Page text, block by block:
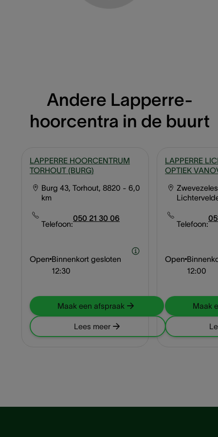
Andere Lapperre-
hoorcentra in de buurt
LAPPERRE HOORCENTRUM
TORHOUT (BURG)
Burg 43, Torhout, 8820 - 6,0
km
Telefoon:
050 21 30 06
Open Binnenkort gesloten
12:30
Maak een afspraak
Lees meer
LAPPERRE
OPTIEK
Telefoon:
Open
12:00
Maak